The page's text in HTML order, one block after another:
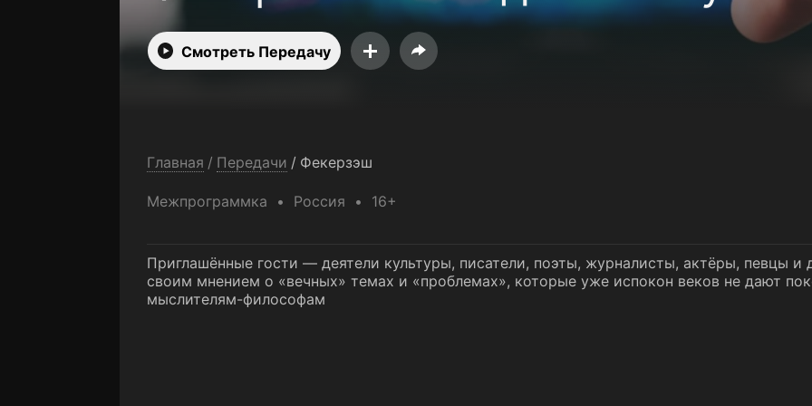
Смотреть Передачу
Главная / Передачи / Фекерзэш
Межпрограммка Россия 16+
Приглашённые гости — деятели культуры, писатели, поэты, журналисты, актёры, певцы и
своим мнением о «вечных» темах и «проблемах», которые уже испокон веков не дают
мыслителям-философам